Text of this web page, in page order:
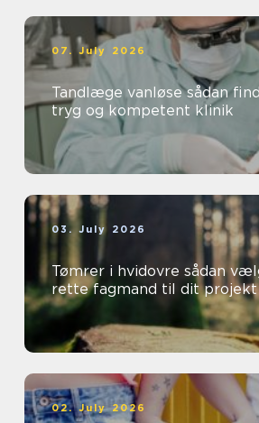
07. July 2026
Tandlæge vanløse sådan finder du en
tryg og kompetent klinik
03. July 2026
Tømrer i hvidovre sådan vælger du den
rette fagmand til dit projekt
02. July 2026